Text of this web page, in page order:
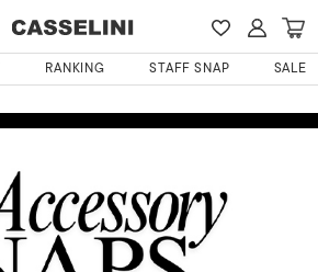
RANKING STAFF SNAP SALE